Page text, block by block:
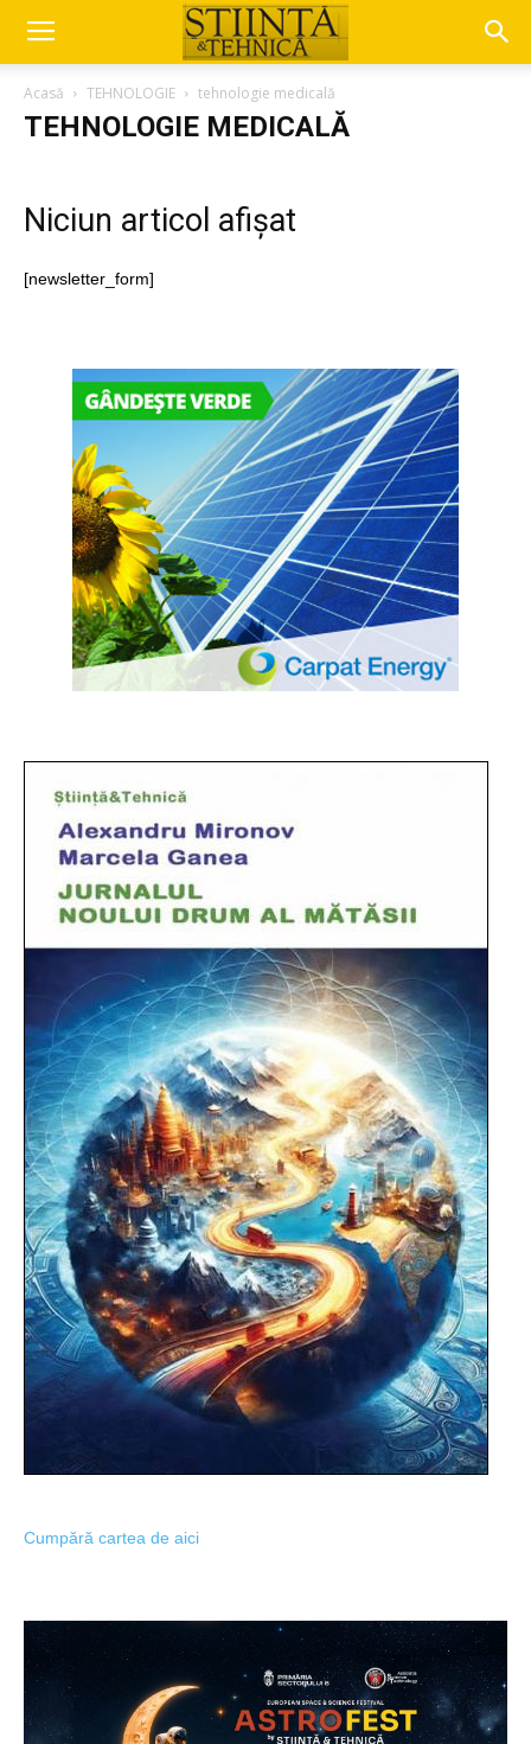
Acasă TEHNOLOGIE tehnologie medicală
TEHNOLOGIE MEDICALĂ
Niciun articol afișat
[newsletter_form]
Cumpără cartea de aici